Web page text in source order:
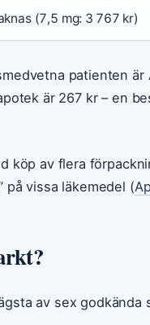
(7,5 mg: 3 767 kr)
patienten
är 267 kr – en
köp av flera
på vissa läkemedel (
av sex